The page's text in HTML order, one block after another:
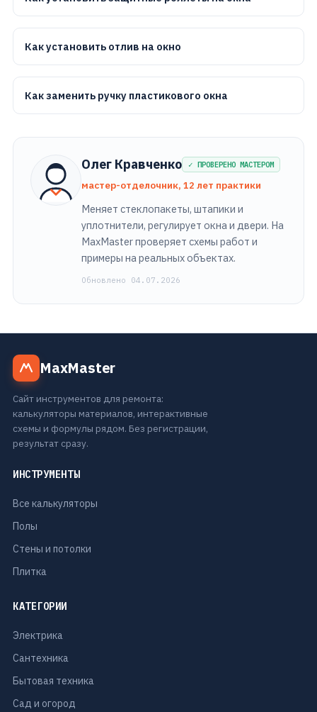
Как установить отлив на окно
Как заменить ручку пластикового окна
Олег Кравченко ✓ ПРОВЕРЕНО МАСТЕРОМ
мастер-отделочник, 12 лет практики
Меняет стеклопакеты, штапики и
уплотнители, регулирует окна и двери. На
MaxMaster проверяет схемы работ и
примеры на реальных объектах.
Обновлено 04.07.2026
MaxMaster
Сайт инструментов для ремонта:
калькуляторы материалов, интерактивные
схемы и формулы рядом. Без регистрации,
результат сразу.
ИНСТРУМЕНТЫ
Все калькуляторы
Полы
Стены и потолки
Плитка
КАТЕГОРИИ
Электрика
Сантехника
Бытовая техника
Сад и огород